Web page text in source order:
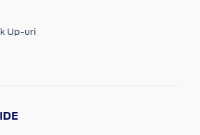
Up-uri